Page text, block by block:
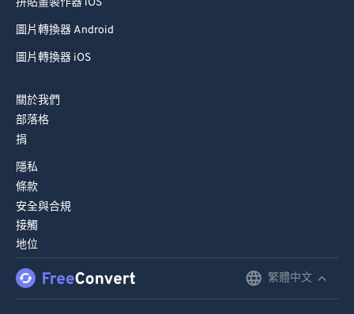
拼貼畫製作器 iOS
圖片轉換器 Android
圖片轉換器 iOS
關於我們
部落格
捐
隱私
條款
安全與合規
接觸
地位
繁體中文